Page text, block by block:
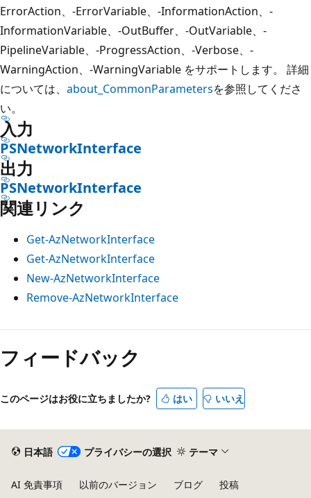
ErrorAction、-ErrorVariable、-InformationAction、-
InformationVariable、-OutBuffer、-OutVariable、-
PipelineVariable、-ProgressAction、-Verbose、-
WarningAction、-WarningVariable をサポートします。 詳細
については、 about_CommonParametersを参照してくださ
い。
入力
PSNetworkInterface
出力
PSNetworkInterface
関連リンク
Get-AzNetworkInterface
Get-AzNetworkInterface
New-AzNetworkInterface
Remove-AzNetworkInterface
フィードバック
このページはお役に立ちましたか? はい いいえ
日本語 プライバシーの選択 テーマ
AI 免責事項 以前のバージョン ブログ
投稿